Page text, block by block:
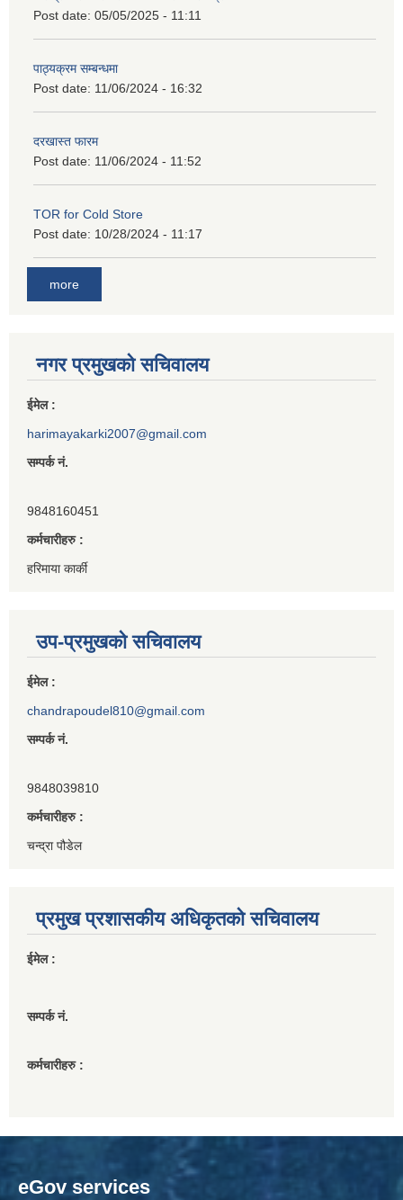
Post date: 05/05/2025 - 11:11
पाठ्यक्रम सम्बन्धमा
Post date: 11/06/2024 - 16:32
दरखास्त फारम
Post date: 11/06/2024 - 11:52
TOR for Cold Store
Post date: 10/28/2024 - 11:17
more
नगर प्रमुखको सचिवालय
ईमेल :
harimayakarki2007@gmail.com
सम्पर्क नं.
9848160451
कर्मचारीहरु :
हरिमाया कार्की
उप-प्रमुखको सचिवालय
ईमेल :
chandrapoudel810@gmail.com
सम्पर्क नं.
9848039810
कर्मचारीहरु :
चन्द्रा पौडेल
प्रमुख प्रशासकीय अधिकृतको सचिवालय
ईमेल :
सम्पर्क नं.
कर्मचारीहरु :
eGov services